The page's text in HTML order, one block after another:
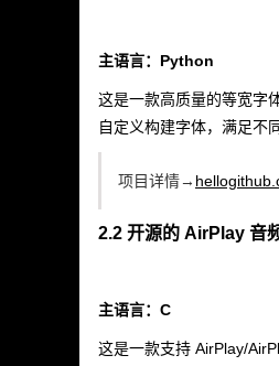
主语言：Python
这是一款高质量的等宽字
自定义构建字体，满足不
项目详情→
2.2 开源的 AirPlay 音
主语言：C
这是一款支持 AirPlay/